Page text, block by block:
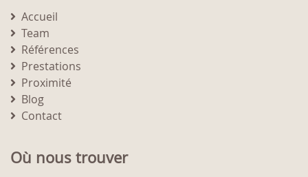
Accueil
Team
Références
Prestations
Proximité
Blog
Contact
Où nous trouver